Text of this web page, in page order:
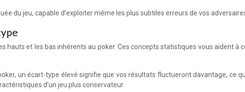
du jeu, capable d’exploiter même les plus subtiles erreurs de vos
hauts et les bas inhérents au poker. Ces concepts statistiques vous aident
un écart-type élevé signifie que vos résultats fluctueront davantage, ce
d’un jeu plus conservateur.